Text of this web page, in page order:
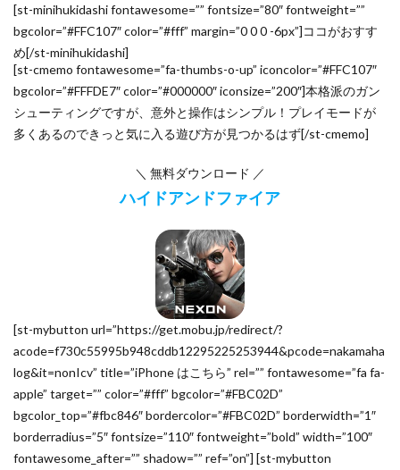
[st-minihukidashi fontawesome=”” fontsize=”80″ fontweight=””
bgcolor=”#FFC107″ color=”#fff” margin=”0 0 0 -6px”]ココがおすす
め[/st-minihukidashi]
[st-cmemo fontawesome=”fa-thumbs-o-up” iconcolor=”#FFC107″
bgcolor=”#FFFDE7″ color=”#000000″ iconsize=”200″]本格派のガン
シューティングですが、意外と操作はシンプル！プレイモードが
多くあるのできっと気に入る遊び方が見つかるはず[/st-cmemo]
＼ 無料ダウンロード ／
ハイドアンドファイア
[st-mybutton url=”https://get.mobu.jp/redirect/?
acode=f730c55995b948cddb12295225253944&pcode=nakamaha
log&it=nonIcv” title=”iPhone はこちら” rel=”” fontawesome=”fa fa-
apple” target=”” color=”#fff” bgcolor=”#FBC02D”
bgcolor_top=”#fbc846″ bordercolor=”#FBC02D” borderwidth=”1″
borderradius=”5″ fontsize=”110″ fontweight=”bold” width=”100″
fontawesome_after=”” shadow=”” ref=”on”] [st-mybutton